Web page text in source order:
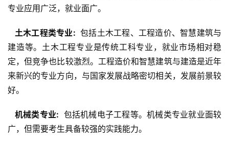
专业应用广泛，就业面广。
  土木工程类专业:
包括土木工程、工程造价、智慧建筑与
建造等。土木工程专业是传统工科专业，就业市场相对稳
定，但竞争也比较激烈。工程造价和智慧建筑与建造是近年
来新兴的专业方向，与国家发展战略密切相关，发展前景较
好。
  机械类专业:
包括机械电子工程等。机械类专业就业面较
广，但需要考生具备较强的实践能力。